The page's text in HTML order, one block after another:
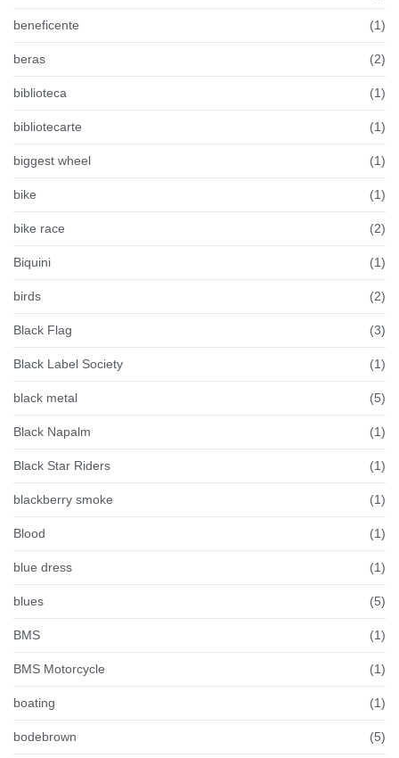
beneficente (1)
beras (2)
biblioteca (1)
bibliotecarte (1)
biggest wheel (1)
bike (1)
bike race (2)
Biquini (1)
birds (2)
Black Flag (3)
Black Label Society (1)
black metal (5)
Black Napalm (1)
Black Star Riders (1)
blackberry smoke (1)
Blood (1)
blue dress (1)
blues (5)
BMS (1)
BMS Motorcycle (1)
boating (1)
bodebrown (5)